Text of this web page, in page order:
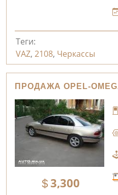
Теги:
VAZ, 2108, Черкассы
ПРОДАЖА OPEL-
3,300